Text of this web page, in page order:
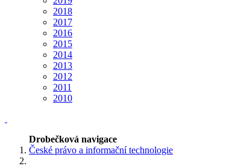
2018
2017
2016
2015
2014
2013
2012
2011
2010
Drobečková navigace
České právo a informační technologie